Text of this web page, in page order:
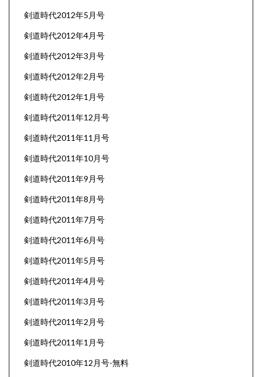
剣道時代2012年5月号
剣道時代2012年4月号
剣道時代2012年3月号
剣道時代2012年2月号
剣道時代2012年1月号
剣道時代2011年12月号
剣道時代2011年11月号
剣道時代2011年10月号
剣道時代2011年9月号
剣道時代2011年8月号
剣道時代2011年7月号
剣道時代2011年6月号
剣道時代2011年5月号
剣道時代2011年4月号
剣道時代2011年3月号
剣道時代2011年2月号
剣道時代2011年1月号
剣道時代2010年12月号-無料